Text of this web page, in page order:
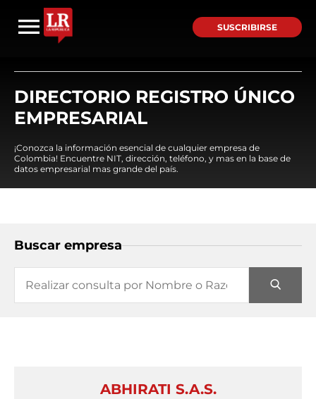
SUSCRIBIRSE
DIRECTORIO REGISTRO ÚNICO
EMPRESARIAL
¡Conozca la información esencial de cualquier empresa de
Colombia! Encuentre NIT, dirección, teléfono, y mas en la base de
datos empresarial mas grande del país.
Buscar empresa
ABHIRATI S.A.S.